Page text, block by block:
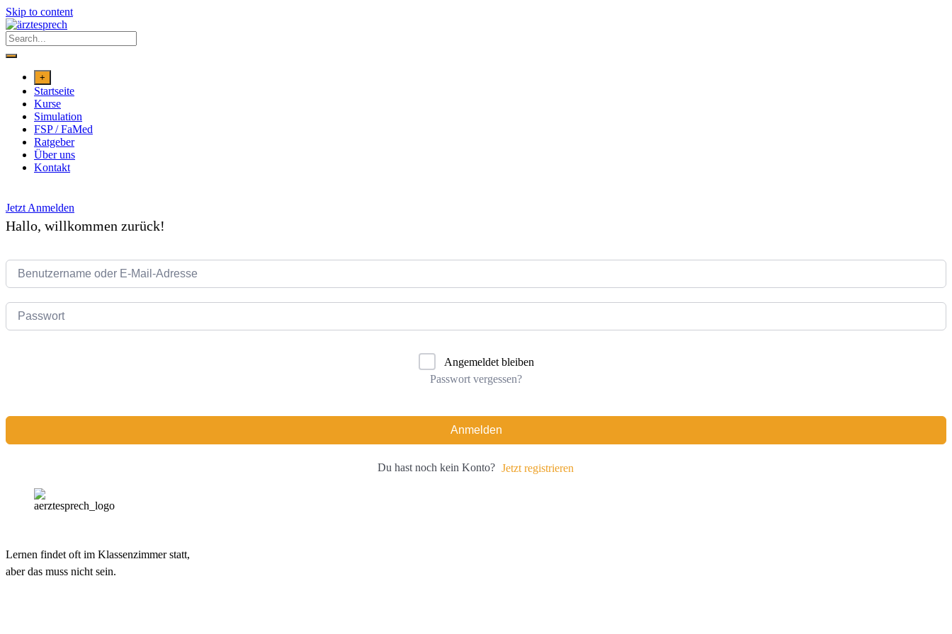
Skip to content
+
Startseite
Kurse
Simulation
FSP / FaMed
Ratgeber
Über uns
Kontakt
Jetzt Anmelden
Hallo, willkommen zurück!
Angemeldet bleiben
Passwort vergessen?
Anmelden
Du hast noch kein Konto? Jetzt registrieren
Lernen findet oft im Klassenzimmer statt,
aber das muss nicht sein.